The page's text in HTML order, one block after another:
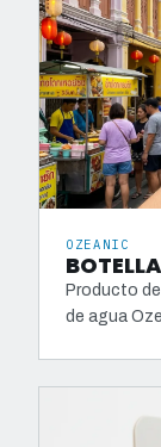
OZEANIC
Producto
de agua